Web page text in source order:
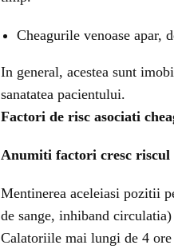
Cheagurile venoase
In general, acestea sunt
sanatatea pacientului.
Factori de risc asociati
Anumiti factori cresc riscul
Mentinerea aceleiasi pozitii
de sange, inhiband circulatia)
Calatoriile mai lungi de 4 ore